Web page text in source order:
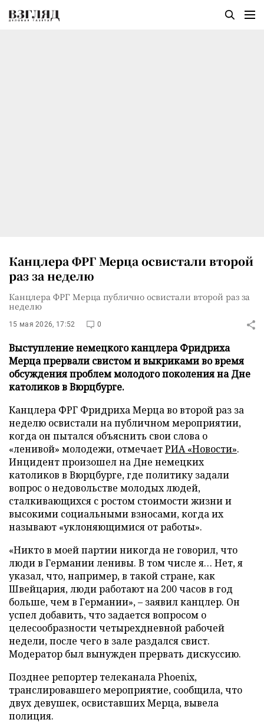
Канцлера ФРГ Мерца освистали второй
раз за неделю
Канцлера ФРГ Мерца публично освистали второй раз за
неделю
15 мая 2026, 17:52 0
Выступление немецкого канцлера Фридриха
Мерца прервали свистом и выкриками во время
обсуждения проблем молодого поколения на Дне
католиков в Вюрцбурге.
Канцлера ФРГ Фридриха Мерца во второй раз за
неделю освистали на публичном мероприятии,
когда он пытался объяснить свои слова о
«ленивой» молодежи, отмечаетРИА «Новости».
Инцидент произошел на Дне немецких
католиков в Вюрцбурге, где политику задали
вопрос о недовольстве молодых людей,
сталкивающихся с ростом стоимости жизни и
высокими социальными взносами, когда их
называют «уклоняющимися от работы».
«Никто в моей партии никогда не говорил, что
люди в Германии ленивы. В том числе я… Нет, я
указал, что, например, в такой стране, как
Швейцария, люди работают на 200 часов в год
больше, чем в Германии», – заявил канцлер. Он
успел добавить, что задается вопросом о
целесообразности четырехдневной рабочей
недели, после чего в зале раздался свист.
Модератор был вынужден прервать дискуссию.
Позднее репортер телеканала Phoenix,
транслировавшего мероприятие, сообщила, что
двух девушек, освиставших Мерца, вывела
полиция.